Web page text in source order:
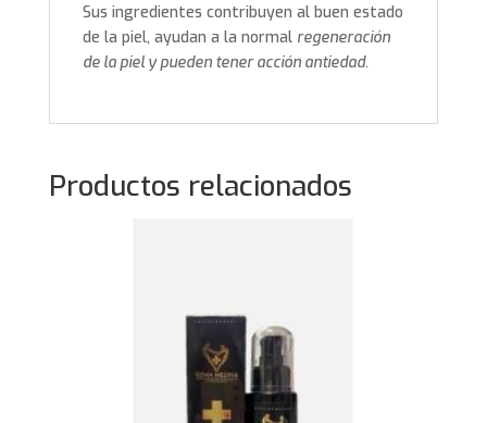
Sus ingredientes contribuyen al buen estado
de la piel, ayudan a la normal regeneración
de la piel y pueden tener acción antiedad.
Productos relacionados